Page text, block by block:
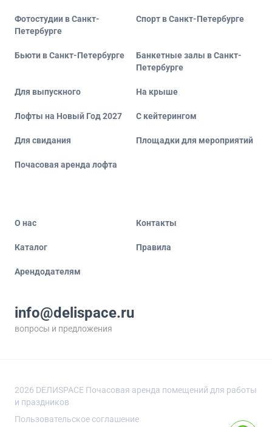
Фотостудии в Санкт-
Петербурге
Спорт в Санкт-Петербурге
Бьюти в Санкт-Петербурге
Банкетные залы в Санкт-
Петербурге
Для выпускного На крыше
Лофты на Новый Год 2027 С кейтерингом
Для свидания Площадки для мероприятий
Почасовая аренда лофта
О нас Контакты
Каталог Правила
Арендодателям
info@delispace.ru
вопросы и предложения
2026 DEЛИSPACE Почасовая аренда помещений для работы
и праздников
Пользовательское соглашение